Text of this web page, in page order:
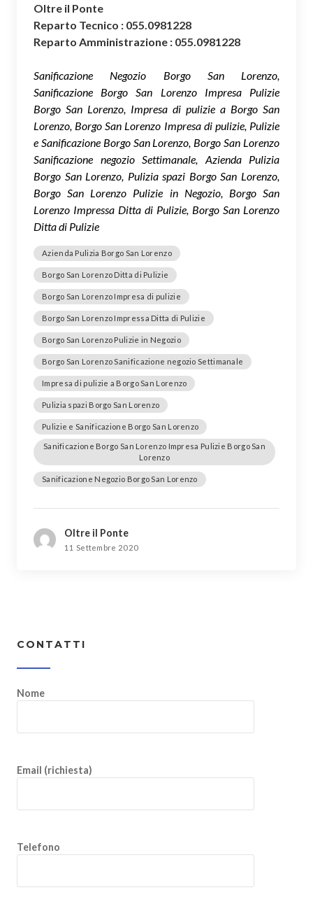
Oltre il Ponte
Reparto Tecnico : 055.0981228
Reparto Amministrazione : 055.0981228
Sanificazione Negozio Borgo San Lorenzo,
Sanificazione Borgo San Lorenzo Impresa Pulizie
Borgo San Lorenzo, Impresa di pulizie a Borgo San
Lorenzo, Borgo San Lorenzo Impresa di pulizie, Pulizie
e Sanificazione Borgo San Lorenzo, Borgo San Lorenzo
Sanificazione negozio Settimanale, Azienda Pulizia
Borgo San Lorenzo, Pulizia spazi Borgo San Lorenzo,
Borgo San Lorenzo Pulizie in Negozio, Borgo San
Lorenzo Impressa Ditta di Pulizie, Borgo San Lorenzo
Ditta di Pulizie
Azienda Pulizia Borgo San Lorenzo
Borgo San Lorenzo Ditta di Pulizie
Borgo San Lorenzo Impresa di pulizie
Borgo San Lorenzo Impressa Ditta di Pulizie
Borgo San Lorenzo Pulizie in Negozio
Borgo San Lorenzo Sanificazione negozio Settimanale
Impresa di pulizie a Borgo San Lorenzo
Pulizia spazi Borgo San Lorenzo
Pulizie e Sanificazione Borgo San Lorenzo
Sanificazione Borgo San Lorenzo Impresa Pulizie Borgo San
Lorenzo
Sanificazione Negozio Borgo San Lorenzo
Oltre il Ponte
11 Settembre 2020
CONTATTI
Nome
Email (richiesta)
Telefono